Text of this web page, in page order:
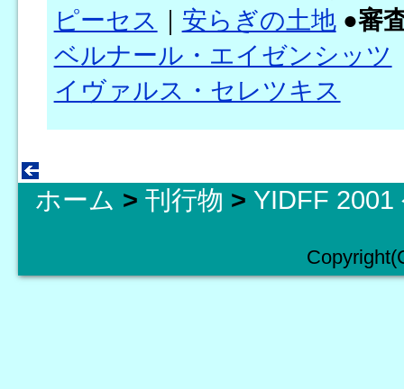
ピーセス
安らぎの土地●審
ベルナール・エイゼンシッツ
イヴァルス・セレツキス
ホーム > 刊行物 > YIDFF